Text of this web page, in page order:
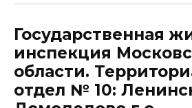
Государственная
инспекция
области.
отдел № 10: